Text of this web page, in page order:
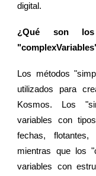
digital.
¿Qué son los
Los métodos
utilizados para
Kosmos. Los
variables con
fechas,
mientras que los
variables con